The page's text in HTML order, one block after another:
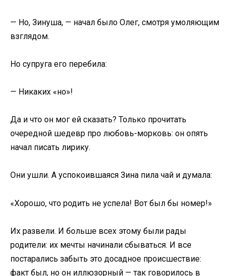
— Но, Зинуша, — начал было Олег, смотря умоляющим
взглядом.
Но супруга его перебила:
— Никаких «но»!
Да и что он мог ей сказать? Только прочитать
очередной шедевр про любовь-морковь: он опять
начал писать лирику.
Они ушли. А успокоившаяся Зина пила чай и думала:
«Хорошо, что родить не успела! Вот был бы номер!»
Их развели. И больше всех этому были рады
родители: их мечты начинали сбываться. И все
постарались забыть это досадное происшествие:
факт был, но он иллюзорный — так говорилось в